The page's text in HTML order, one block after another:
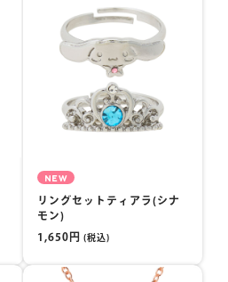
NEW
リングセットティアラ(シナ
モン)
1,650円 (税込)